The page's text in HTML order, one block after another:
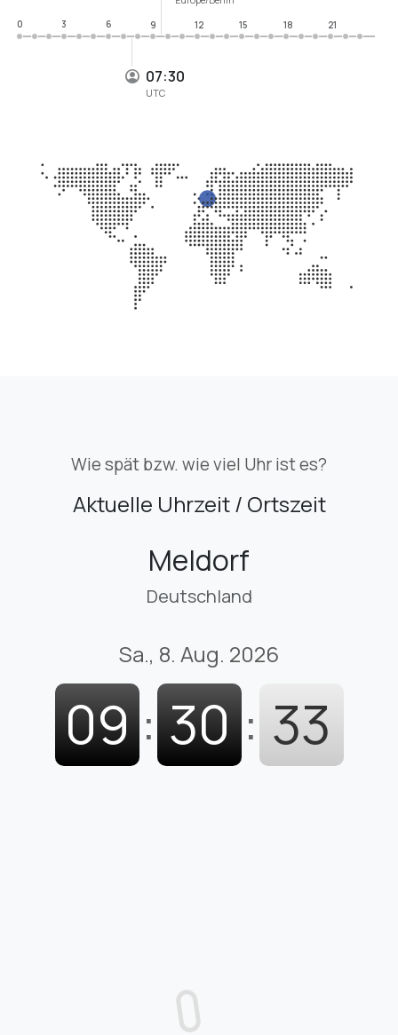
07:30
UTC
0
3 6 9 12 15 18 21
Wie spät bzw. wie viel Uhr ist es?
Aktuelle Uhrzeit / Ortszeit
Meldorf
Deutschland
Sa., 8. Aug. 2026
09 : 30 : 34